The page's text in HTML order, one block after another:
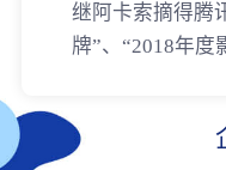
继阿卡索摘得腾
牌”、“2018年度